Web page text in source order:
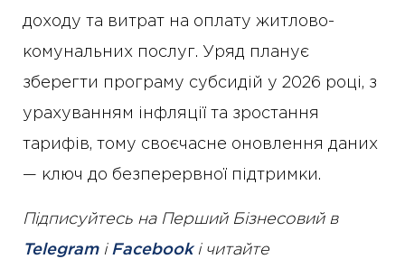
доходу та витрат на оплату житлово-
комунальних послуг. Уряд планує
зберегти програму субсидій у 2026 році, з
урахуванням інфляції та зростання
тарифів, тому своєчасне оновлення даних
— ключ до безперервної підтримки.
Підписуйтесь на Перший Бізнесовий в
Telegramі Facebookі читайте